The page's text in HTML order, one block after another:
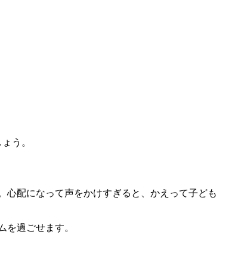
う。
心配になって声をかけすぎると、かえって子ども
過ごせます。